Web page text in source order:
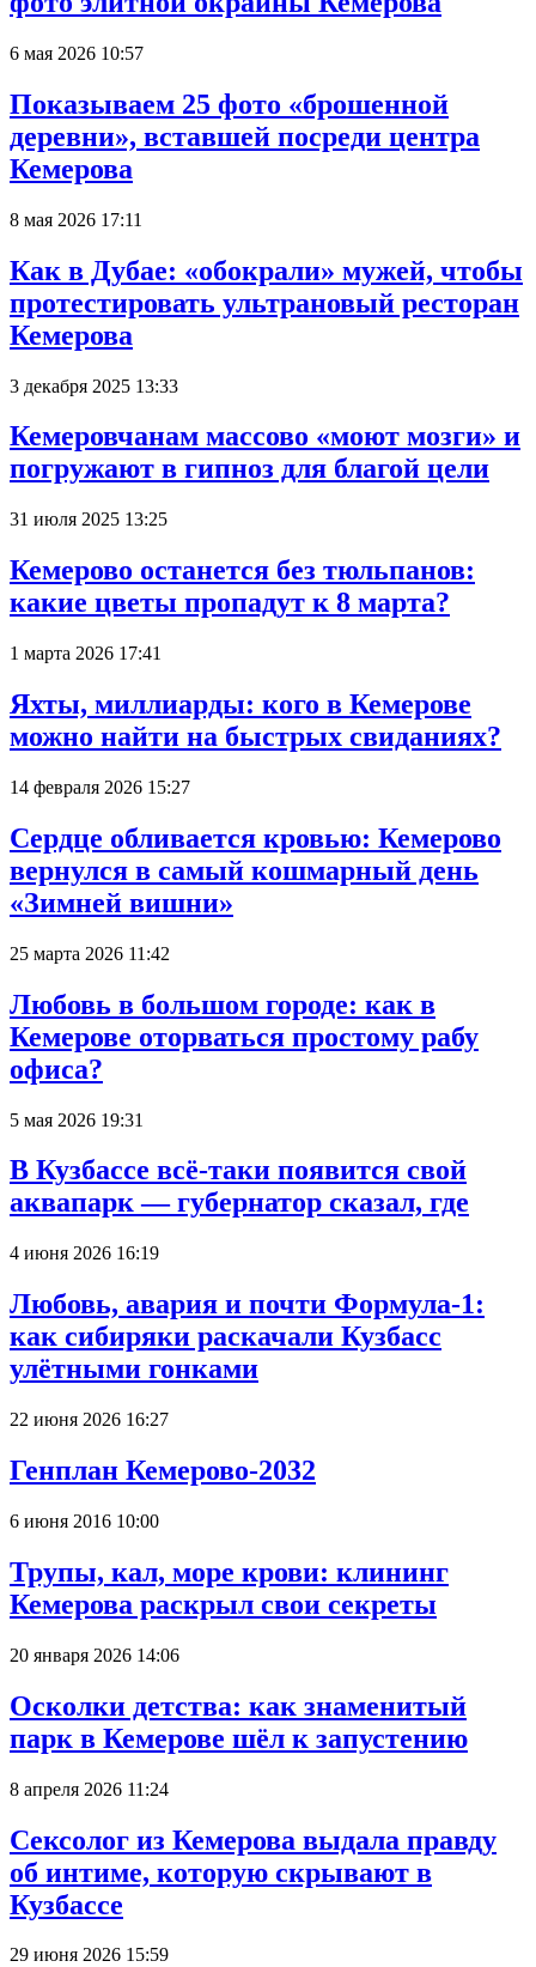
6 мая 2026 10:57
Показываем 25 фото «брошенной
деревни», вставшей посреди центра
Кемерова
8 мая 2026 17:11
Как в Дубае: «обокрали» мужей, чтобы
протестировать ультрановый ресторан
Кемерова
3 декабря 2025 13:33
Кемеровчанам массово «моют мозги» и
погружают в гипноз для благой цели
31 июля 2025 13:25
Кемерово останется без тюльпанов:
какие цветы пропадут к 8 марта?
1 марта 2026 17:41
Яхты, миллиарды: кого в Кемерове
можно найти на быстрых свиданиях?
14 февраля 2026 15:27
Сердце обливается кровью: Кемерово
вернулся в самый кошмарный день
«Зимней вишни»
25 марта 2026 11:42
Любовь в большом городе: как в
Кемерове оторваться простому рабу
офиса?
5 мая 2026 19:31
В Кузбассе всё-таки появится свой
аквапарк — губернатор сказал, где
4 июня 2026 16:19
Любовь, авария и почти Формула-1:
как сибиряки раскачали Кузбасс
улётными гонками
22 июня 2026 16:27
Генплан Кемерово-2032
6 июня 2016 10:00
Трупы, кал, море крови: клининг
Кемерова раскрыл свои секреты
20 января 2026 14:06
Осколки детства: как знаменитый
парк в Кемерове шёл к запустению
8 апреля 2026 11:24
Сексолог из Кемерова выдала правду
об интиме, которую скрывают в
Кузбассе
29 июня 2026 15:59